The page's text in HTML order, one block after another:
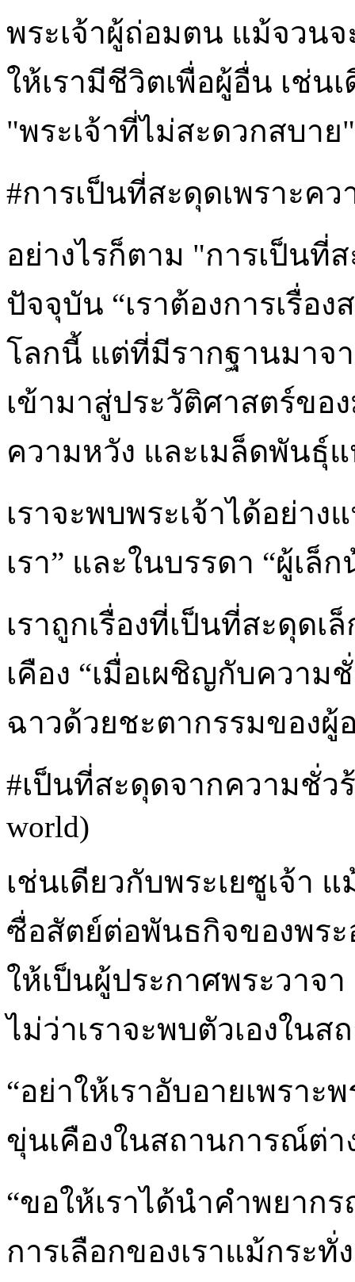
พระเจ้าผู้ถ่อมตน แม้จวน
ให้เรามีชีวิตเพื่อผู้อื่น เช่น
"พระเจ้าที่ไม่สะดวกสบา
#การเป็นที่สะดุดเพราะคว
อย่างไรก็ตาม "การเป็นที่
ปัจจุบัน “เราต้องการเรื่อ
โลกนี้ แต่ที่มีรากฐานมาจ
เข้ามาสู่ประวัติศาสตร์ขอ
ความหวัง และเมล็ดพันธุ์
เราจะพบพระเจ้าได้อย่า
เรา” และในบรรดา “ผู้เ
เราถูกเรื่องที่เป็นที่สะดุดเ
เคือง “เมื่อเผชิญกับความ
ฉาวด้วยชะตากรรมของ
#เป็นที่สะดุดจากความชั่วร้
world)
เช่นเดียวกับพระเยซูเจ้า
ซื่อสัตย์ต่อพันธกิจของพระ
ให้เป็นผู้ประกาศพระวาจ
ไม่ว่าเราจะพบตัวเองใน
“อย่าให้เราอับอายเพราะ
ขุ่นเคืองในสถานการณ์ต่า
“ขอให้เราได้นำคำพยาก
การเลือกของเราแม้กระทั่